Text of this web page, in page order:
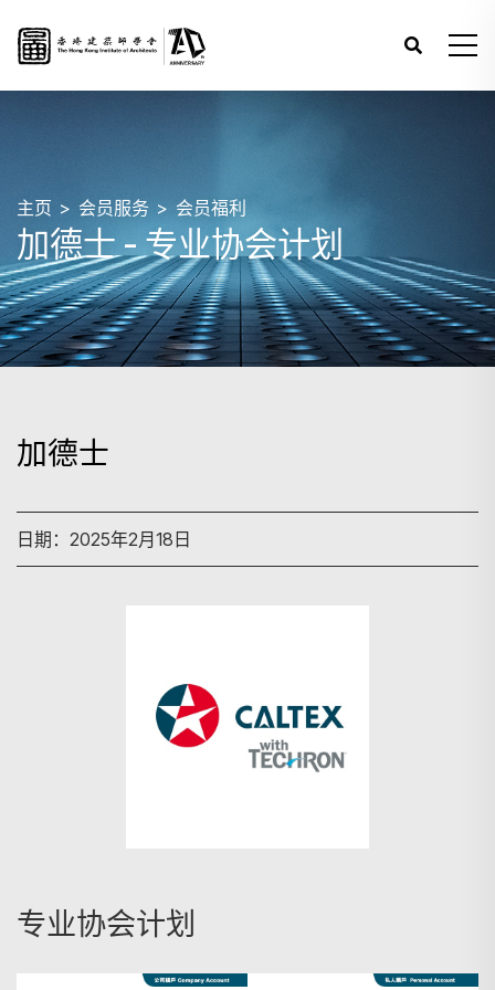
主页 会员服务 会员福利
加德士 - 专业协会计划
加德士
日期：2025年2月18日
专业协会计划